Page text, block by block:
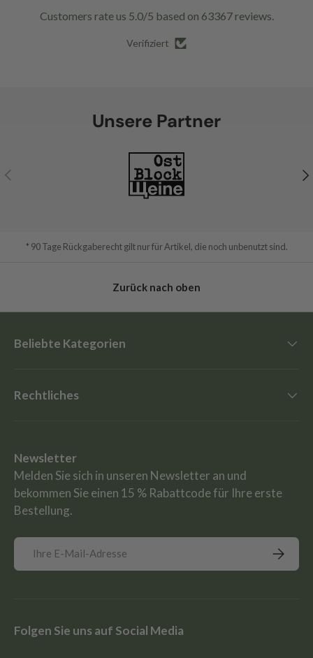
Customers rate us 5.0/5 based on 63367 reviews.
Verifiziert
Unsere Partner
Vorherige
* 90 Tage Rückgaberecht gilt nur für Artikel, die noch unbenutzt sind.
Zurück nach oben
Beliebte Kategorien
Rechtliches
Newsletter
Melden Sie sich in unseren Newsletter an und
bekommen Sie einen 15 % Rabattcode für Ihre erste
Bestellung.
E-Mail
Folgen Sie uns auf Social Media